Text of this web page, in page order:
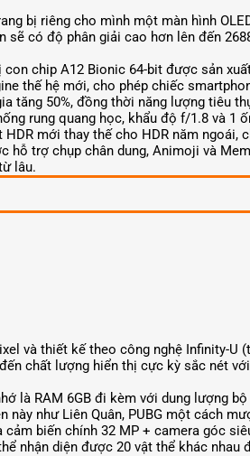
bị riêng cho mình một màn hình
có độ phân giải cao hơn lên đến
chip A12 Bionic 64-bit được sản
thế hệ mới, cho phép chiếc
tăng 50%, đồng thời năng lượng tiêu
rung quang học, khẩu độ f/1.8 và
mới thay thế cho HDR năm
trợ chụp chân dung, Animoji và
lâu.
và thiết kế theo công nghệ Infinity-
chất lượng hiển thị cực kỳ sắc nét
là RAM 6GB đi kèm với dung lượng
này như Liên Quân, PUBG một cách
biến chính 32 MP + camera góc
nhận diện được 20 vật thể khác